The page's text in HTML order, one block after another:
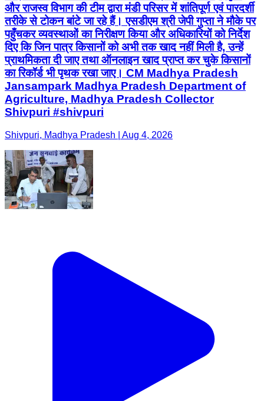
और राजस्व विभाग की टीम द्वारा मंडी परिसर में शांतिपूर्ण एवं पारदर्शी
तरीके से टोकन बांटे जा रहे हैं। एसडीएम श्री जेपी गुप्ता ने मौके पर
पहुँचकर व्यवस्थाओं का निरीक्षण किया और अधिकारियों को निर्देश
दिए कि जिन पात्र किसानों को अभी तक खाद नहीं मिली है, उन्हें
प्राथमिकता दी जाए तथा ऑनलाइन खाद प्राप्त कर चुके किसानों
का रिकॉर्ड भी पृथक रखा जाए। CM Madhya Pradesh
Jansampark Madhya Pradesh Department of
Agriculture, Madhya Pradesh Collector
Shivpuri #shivpuri
Shivpuri, Madhya Pradesh | Aug 4, 2026